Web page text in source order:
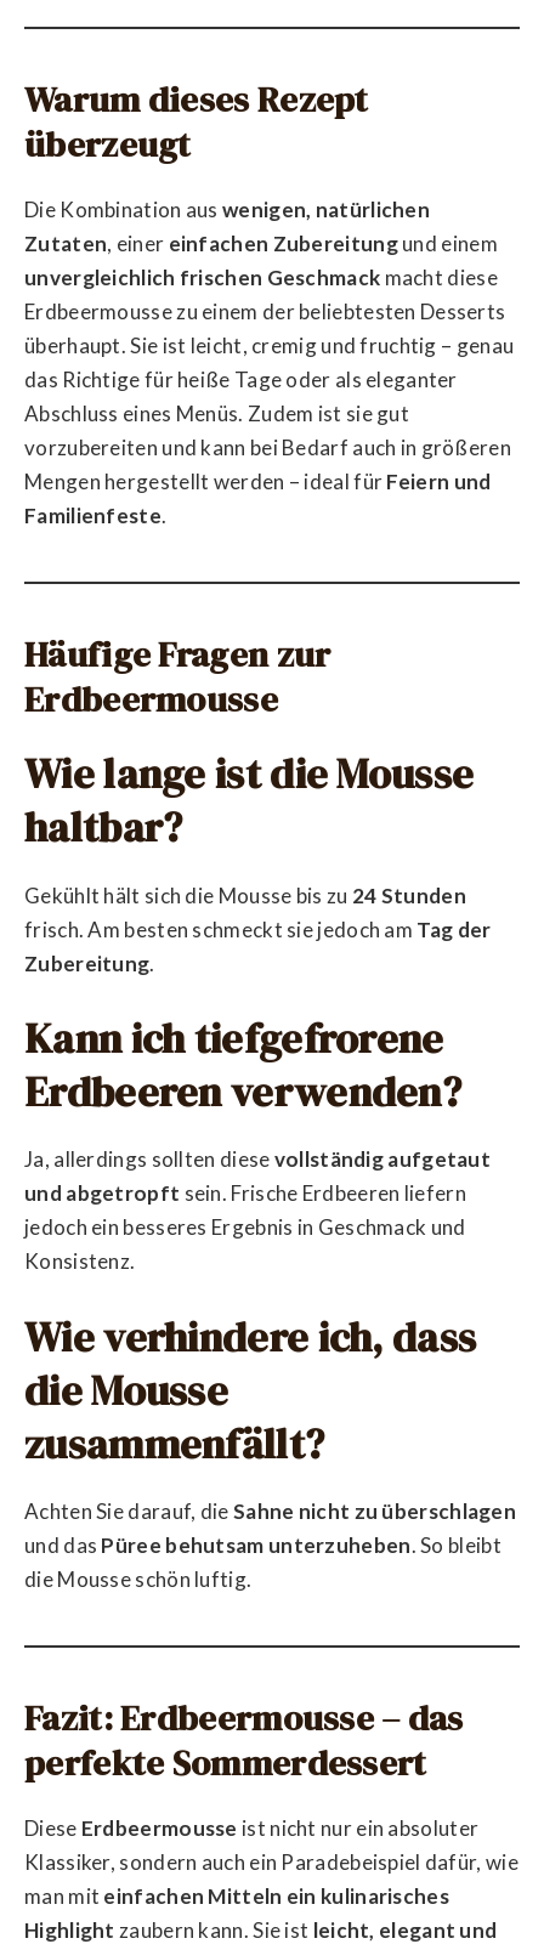
Warum dieses Rezept
überzeugt
Die Kombination aus wenigen, natürlichen
Zutaten, einer einfachen Zubereitungund einem
unvergleichlich frischen Geschmack macht diese
Erdbeermousse zu einem der beliebtesten Desserts
überhaupt. Sie ist leicht, cremig und fruchtig – genau
das Richtige für heiße Tage oder als eleganter
Abschluss eines Menüs. Zudem ist sie gut
vorzubereiten und kann bei Bedarf auch in größeren
Mengen hergestellt werden – ideal fürFeiern und
Familienfeste.
Häufige Fragen zur
Erdbeermousse
Wie lange ist die Mousse
haltbar?
Gekühlt hält sich die Mousse bis zu 24 Stunden
frisch. Am besten schmeckt sie jedoch am Tag der
Zubereitung.
Kann ich tiefgefrorene
Erdbeeren verwenden?
Ja, allerdings sollten diesevollständig aufgetaut
und abgetropft sein. Frische Erdbeeren liefern
jedoch ein besseres Ergebnis in Geschmack und
Konsistenz.
Wie verhindere ich, dass
die Mousse
zusammenfällt?
Achten Sie darauf, dieSahne nicht zu überschlagen
und das Püree behutsam unterzuheben. So bleibt
die Mousse schön luftig.
Fazit: Erdbeermousse – das
perfekte Sommerdessert
Diese Erdbeermousse ist nicht nur ein absoluter
Klassiker, sondern auch ein Paradebeispiel dafür, wie
man mit einfachen Mitteln ein kulinarisches
Highlight zaubern kann. Sie ist leicht, elegant und